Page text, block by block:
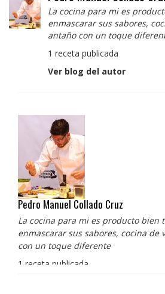
La cocina para mi es
enmascarar sus sabores,
antaño con un toque
1 receta publicada
Ver blog del autor
Pedro Manuel Collado Cruz
La cocina para mi es producto bien
enmascarar sus sabores, cocina de
con un toque diferente
1 receta publicada